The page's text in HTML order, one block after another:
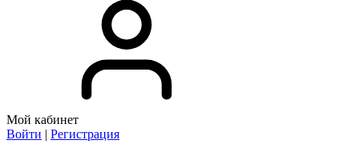
Мой кабинет
Войти | Регистрация